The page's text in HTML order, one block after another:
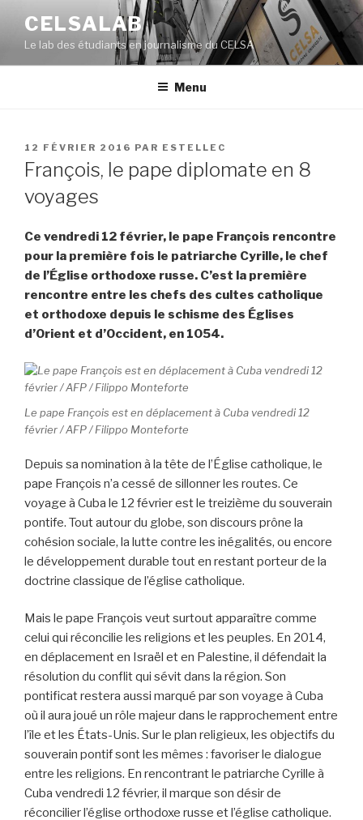
contenu
principal
CELSALAB
Le lab des étudiants en journalisme du CELSA
Menu
PUBLIÉ
LE
12 FÉVRIER 2016 PAR ESTELLEC
François, le pape diplomate en 8
voyages
Ce vendredi 12 février, le pape François rencontre
pour la première fois le patriarche Cyrille, le chef
de l’Église orthodoxe russe. C’est la première
rencontre entre les chefs des cultes catholique
et orthodoxe depuis le schisme des Églises
d’Orient et d’Occident, en 1054.
Le pape François est en déplacement à Cuba vendredi 12
février / AFP / Filippo Monteforte
Depuis sa nomination à la tête de l’Église catholique, le
pape François n’a cessé de sillonner les routes. Ce
voyage à Cuba le 12 février est le treizième du souverain
pontife. Tout autour du globe, son discours prône la
cohésion sociale, la lutte contre les inégalités, ou encore
le développement durable tout en restant porteur de la
doctrine classique de l’église catholique.
Mais le pape François veut surtout apparaître comme
celui qui réconcilie les religions et les peuples. En 2014,
en déplacement en Israël et en Palestine, il défendait la
résolution du conflit qui sévit dans la région. Son
pontificat restera aussi marqué par son voyage à Cuba
où il aura joué un rôle majeur dans le rapprochement entre
l’île et les États-Unis. Sur le plan religieux, les objectifs du
souverain pontif sont les mêmes : favoriser le dialogue
entre les religions. En rencontrant le patriarche Cyrille à
Cuba vendredi 12 février, il marque son désir de
réconcilier l’église orthodoxe russe et l’église catholique.